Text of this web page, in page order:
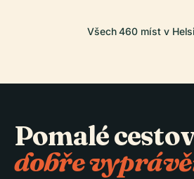
Všech 460 míst v
Pomalé
dobře